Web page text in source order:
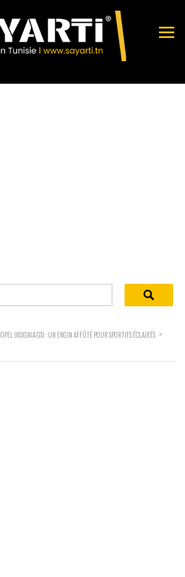
OPEL INSIGNIA GSI : UN ENGIN AFFÛTÉ POUR SPORTIFS ÉCLAIRÉS >